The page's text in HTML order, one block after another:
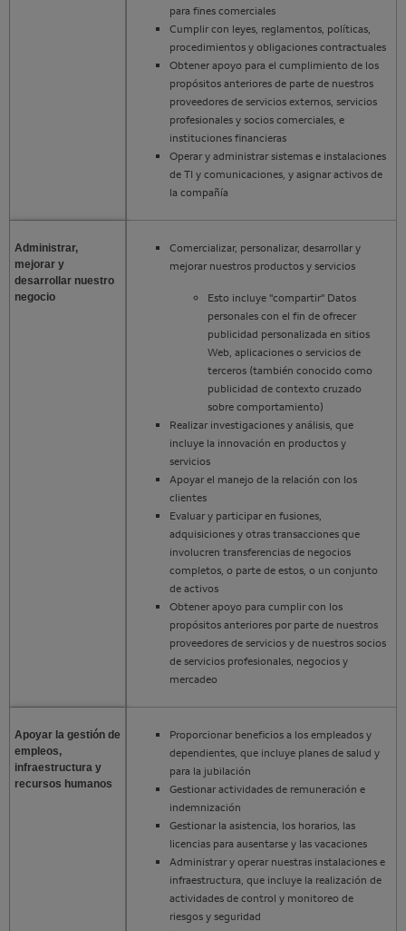
para fines comerciales
Cumplir con leyes, reglamentos, políticas,
procedimientos y obligaciones contractuales
Obtener apoyo para el cumplimiento de los
propósitos anteriores de parte de nuestros
proveedores de servicios externos, servicios
profesionales y socios comerciales, e
instituciones financieras
Operar y administrar sistemas e instalaciones
de TI y comunicaciones, y asignar activos de
la compañía
Administrar,
mejorar y
desarrollar nuestro
negocio
Comercializar, personalizar, desarrollar y
mejorar nuestros productos y servicios
Esto incluye "compartir" Datos
personales con el fin de ofrecer
publicidad personalizada en sitios
Web, aplicaciones o servicios de
terceros (también conocido como
publicidad de contexto cruzado
sobre comportamiento)
Realizar investigaciones y análisis, que
incluye la innovación en productos y
servicios
Apoyar el manejo de la relación con los
clientes
Evaluar y participar en fusiones,
adquisiciones y otras transacciones que
involucren transferencias de negocios
completos, o parte de estos, o un conjunto
de activos
Obtener apoyo para cumplir con los
propósitos anteriores por parte de nuestros
proveedores de servicios y de nuestros socios
de servicios profesionales, negocios y
mercadeo
Apoyar la gestión de
empleos,
infraestructura y
recursos humanos
Proporcionar beneficios a los empleados y
dependientes, que incluye planes de salud y
para la jubilación
Gestionar actividades de remuneración e
indemnización
Gestionar la asistencia, los horarios, las
licencias para ausentarse y las vacaciones
Administrar y operar nuestras instalaciones e
infraestructura, que incluye la realización de
actividades de control y monitoreo de
riesgos y seguridad